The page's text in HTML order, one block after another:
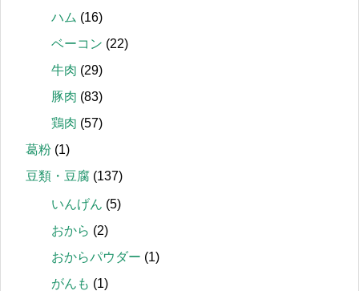
ハム (16)
ベーコン (22)
牛肉 (29)
豚肉 (83)
鶏肉 (57)
葛粉 (1)
豆類・豆腐 (137)
いんげん (5)
おから (2)
おからパウダー (1)
がんも (1)